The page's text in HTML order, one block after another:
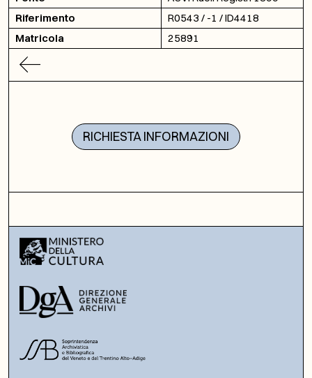
Riferimento
R0543 / -1 / ID4418
Matricola
25891
RICHIESTA INFORMAZIONI